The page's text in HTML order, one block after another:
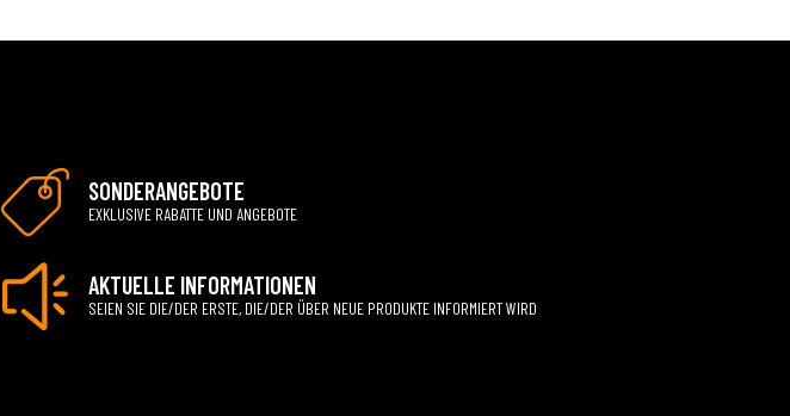
SONDERANGEBOTE
EXKLUSIVE RABATTE UND ANGEBOTE
AKTUELLE INFORMATIONEN
SEIEN SIE DIE/DER ERSTE, DIE/DER ÜBER NEUE PRODUKTE INFORMIERT WIRD